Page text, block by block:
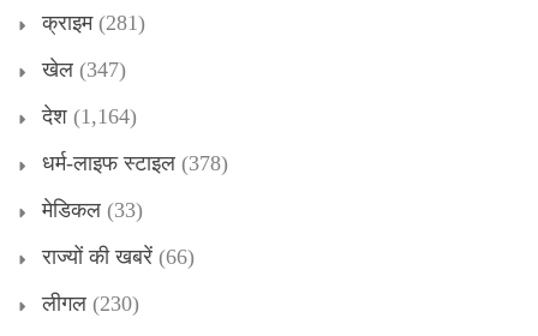
क्राइम(281)
खेल (347)
देश (1,164)
धर्म-लाइफ स्टाइल (378)
मेडिकल (33)
राज्यों की खबरें (66)
लीगल (230)